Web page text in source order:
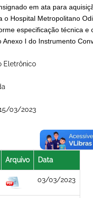
em ata para
o Hospital Metropolitano
especificação técnica e
I do Instrumento
Eletrônico
03/2023
Arquivo Data
03/03/2023